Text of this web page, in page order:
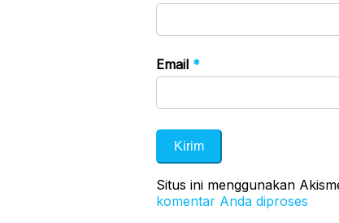
Email *
Situs ini menggunakan
komentar Anda diproses